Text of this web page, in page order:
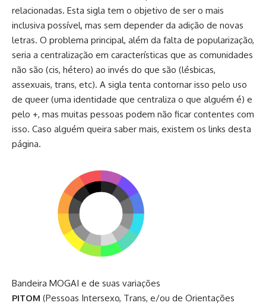
relacionadas. Esta sigla tem o objetivo de ser o mais
inclusiva possível, mas sem depender da adição de novas
letras. O problema principal, além da falta de popularização,
seria a centralização em características que as comunidades
não são (cis, hétero) ao invés do que são (lésbicas,
assexuais, trans, etc). A sigla tenta contornar isso pelo uso
de queer (uma identidade que centraliza o que alguém é) e
pelo +, mas muitas pessoas podem não ficar contentes com
isso. Caso alguém queira saber mais, existem os links desta
página.
Bandeira MOGAI e de suas variações
PITOM (Pessoas Intersexo, Trans, e/ou de Orientações